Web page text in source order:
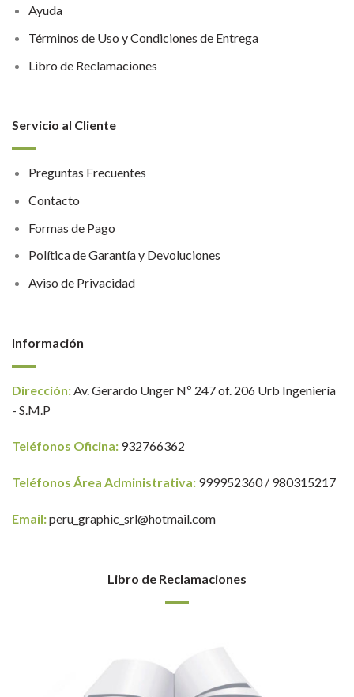
Ayuda
Términos de Uso y Condiciones de Entrega
Libro de Reclamaciones
Servicio al Cliente
Preguntas Frecuentes
Contacto
Formas de Pago
Política de Garantía y Devoluciones
Aviso de Privacidad
Información
Dirección: Av. Gerardo Unger Nº 247 of. 206 Urb Ingeniería
- S.M.P
Teléfonos Oficina: 932766362
Teléfonos Área Administrativa: 999952360 / 980315217
Email:peru_graphic_srl@hotmail.com
Libro de Reclamaciones